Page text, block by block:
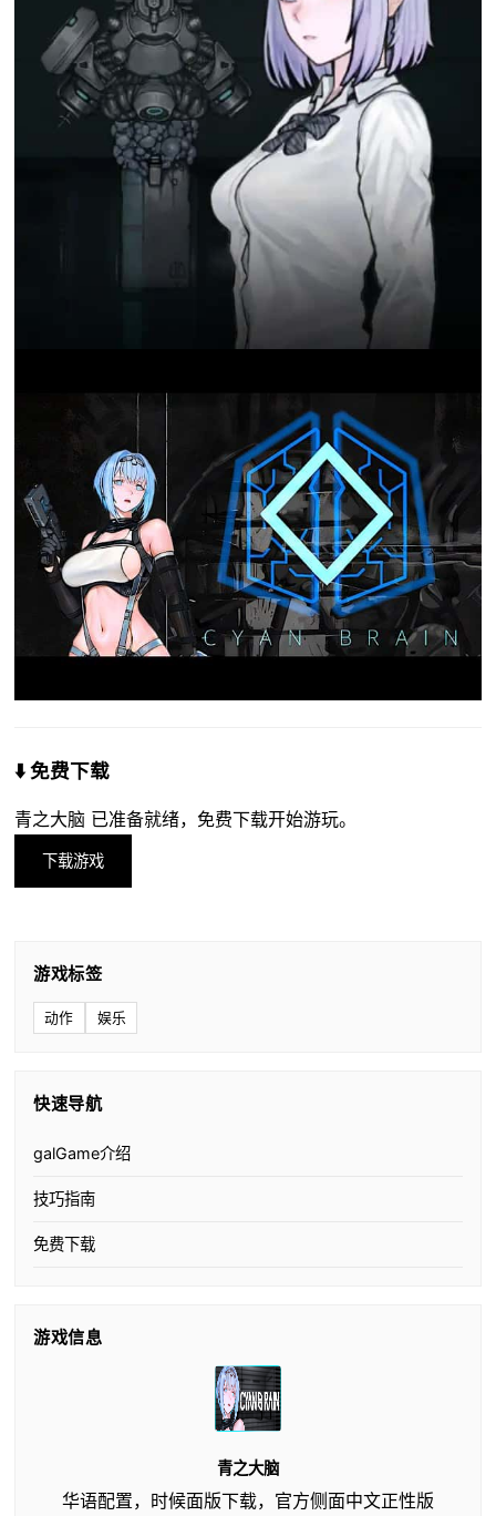
⬇️ 免费下载
青之大脑 已准备就绪，免费下载开始游玩。
下载游戏
游戏标签
动作 娱乐
快速导航
galGame介绍
技巧指南
免费下载
游戏信息
青之大脑
华语配置，时候面版下载，官方侧面中文正性版